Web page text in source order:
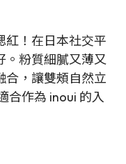
紅！在日本社交平
。粉質細膩又薄又
合，讓雙頰自然立
合作為 inoui 的入